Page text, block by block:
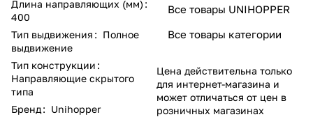
Длина направляющих (мм) :
400
Тип выдвижения : Полное
выдвижение
Тип конструкции :
Направляющие скрытого
типа
Бренд: Unihopper
Все товары UNIHOPPER
Все товары категории
Цена действительна только
для интернет-магазина и
может отличаться от цен в
розничных магазинах